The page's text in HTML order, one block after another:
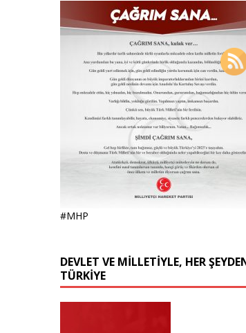
#MHP
DEVLET VE MİLLETİYLE, HER
TÜRKİYE